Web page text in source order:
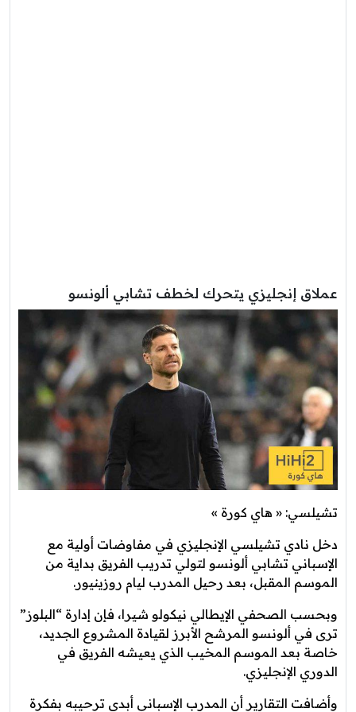
عملاق إنجليزي يتحرك لخطف تشابي ألونسو
تشيلسي: « هاي كورة »
دخل نادي تشيلسي الإنجليزي في مفاوضات أولية مع
الإسباني تشابي ألونسو لتولي تدريب الفريق بداية من
الموسم المقبل، بعد رحيل المدرب ليام روزينيور.
وبحسب الصحفي الإيطالي نيكولو شيرا، فإن إدارة “البلوز”
ترى في ألونسو المرشح الأبرز لقيادة المشروع الجديد،
خاصة بعد الموسم المخيب الذي يعيشه الفريق في
الدوري الإنجليزي.
وأضافت التقارير أن المدرب الإسباني أبدى ترحيبه بفكرة